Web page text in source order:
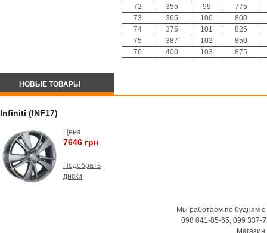
72
355 99
775
73
365 100
800
74
375 101
825
75
387 102
850
76
400 103 875
НОВЫЕ ТОВАРЫ
Infiniti (INF17)
Цена
7646 грн
Подобрать
диски
Мы работаем по будням с
098 041-85-65, 099 337-